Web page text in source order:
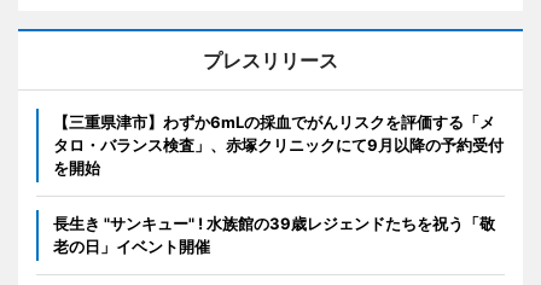
プレスリリース
【三重県津市】わずか6mLの採血でがんリスクを評価する「メ
タロ・バランス検査」、赤塚クリニックにて9月以降の予約受付
を開始
長生き "サンキュー" ! 水族館の39歳レジェンドたちを祝う「敬
老の日」イベント開催